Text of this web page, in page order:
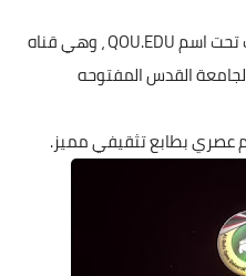
القناة موجوده في قائمة القنوات تحت اسم QOU.EDU ، وهي قناه
القدس المفتوحه
عصري بطابع تثقيفي مميز.